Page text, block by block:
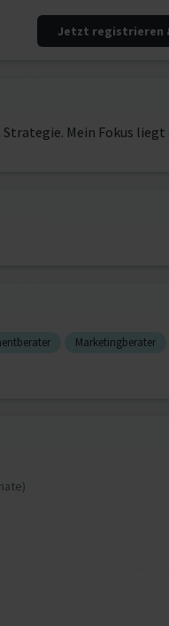
Jetzt registrieren
Mein Fokus
Marketingberater